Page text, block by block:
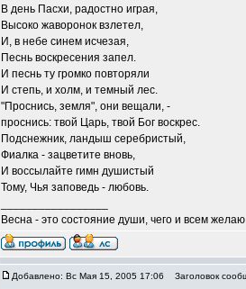
В день Пасхи, радостно играя,
Высоко жаворонок взлетел,
И, в небе синем исчезая,
Песнь воскресения запел.
И песнь ту громко повторяли
И степь, и холм, и темный лес.
"Проснись, земля", они вещали, -
проснись: твой Царь, твой Бог воскрес.
Подснежник, ландыш серебристый,
Фиалка - зацветите вновь,
И воссылайте гимн душистый
Тому, Чья заповедь - любовь.
Весна - это состояние души, чего и всем
Добавлено: Вс Мая 15, 2005 17:06 Заголовок